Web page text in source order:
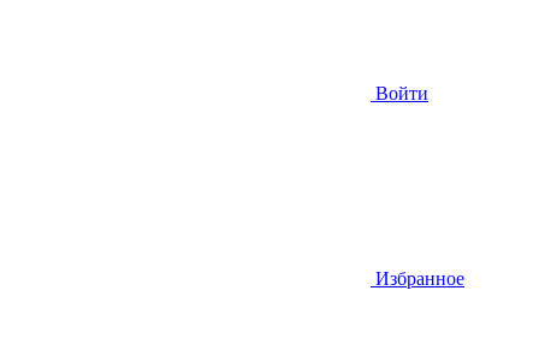
Войти
Избранное